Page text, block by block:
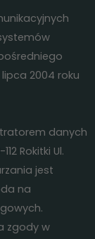
2004 roku
danych
Rokitki Ul.
jest
na
zgody w